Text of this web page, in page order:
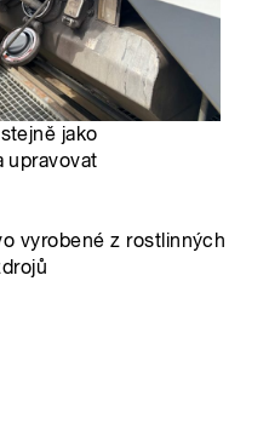
jako
upravovat
vyrobené z rostlinných